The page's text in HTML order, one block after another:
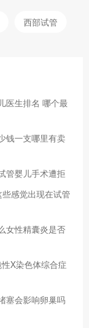
西部试管
医生排名 哪个最
钱一支哪里有卖
管婴儿手术遭拒
感觉出现在试管
女性精囊炎是否
X染色体综合症
塞会影响卵巢吗